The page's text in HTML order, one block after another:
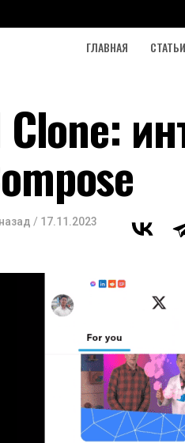
ГЛАВНАЯ СТАТЬИ
/ 17.11.2023